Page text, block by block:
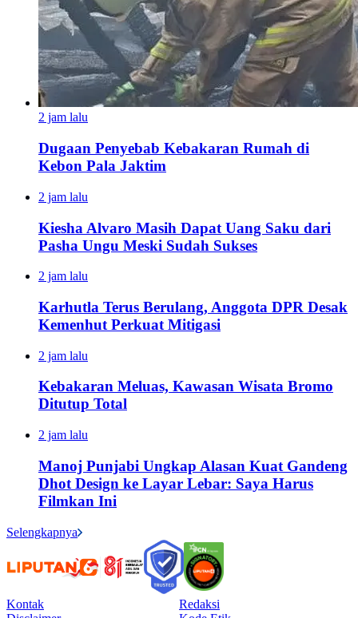
2 jam lalu
Dugaan Penyebab Kebakaran Rumah di
Kebon Pala Jaktim
2 jam lalu
Kiesha Alvaro Masih Dapat Uang Saku dari
Pasha Ungu Meski Sudah Sukses
2 jam lalu
Karhutla Terus Berulang, Anggota DPR Desak
Kemenhut Perkuat Mitigasi
2 jam lalu
Kebakaran Meluas, Kawasan Wisata Bromo
Ditutup Total
2 jam lalu
Manoj Punjabi Ungkap Alasan Kuat Gandeng
Dhot Design ke Layar Lebar: Saya Harus
Filmkan Ini
Selengkapnya
Kontak
Redaksi